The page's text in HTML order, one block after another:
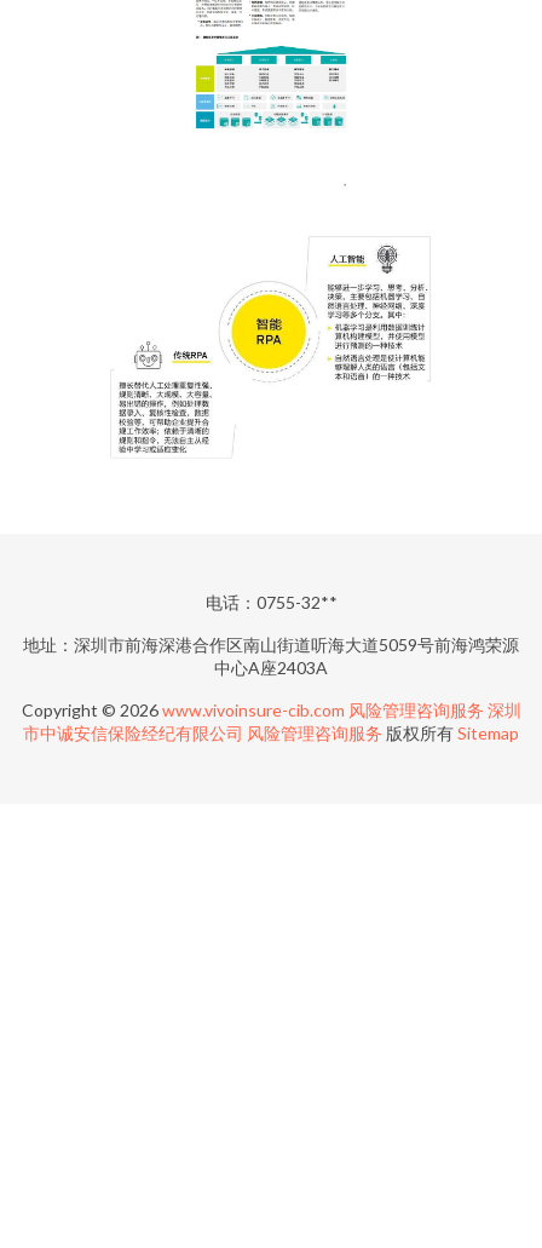
电话：0755-32**
地址：深圳市前海深港合作区南山街道听海大道5059号前海鸿荣源
中心A座2403A
Copyright © 2026www.vivoinsure-cib.com 风险管理咨询服务 深圳
市中诚安信保险经纪有限公司 风险管理咨询服务 版权所有Sitemap